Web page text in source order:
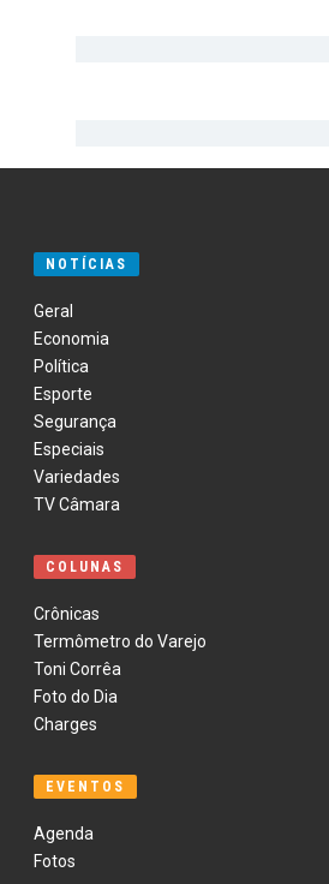
NOTÍCIAS
Geral
Economia
Política
Esporte
Segurança
Especiais
Variedades
TV Câmara
COLUNAS
Crônicas
Termômetro do Varejo
Toni Corrêa
Foto do Dia
Charges
EVENTOS
Agenda
Fotos